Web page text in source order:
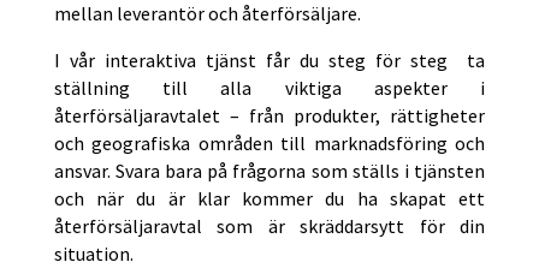
mellan leverantör och återförsäljare.
I vår interaktiva tjänst får du steg för steg ta
ställning till alla viktiga aspekter i
återförsäljaravtalet – från produkter, rättigheter
och geografiska områden till marknadsföring och
ansvar. Svara bara på frågorna som ställs i tjänsten
och när du är klar kommer du ha skapat ett
återförsäljaravtal som är skräddarsytt för din
situation.